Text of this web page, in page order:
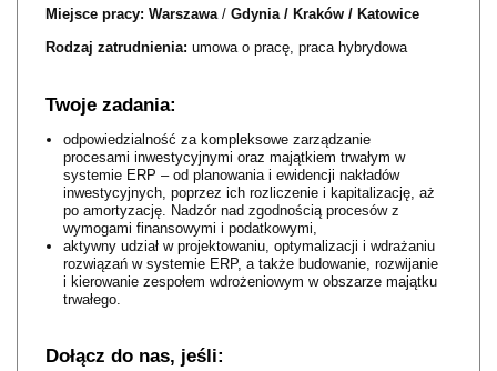
Miejsce pracy: Warszawa / Gdynia / Kraków / Katowice
Rodzaj zatrudnienia: umowa o pracę​, praca hybrydowa
Twoje zadania:
odpowiedzialność za kompleksowe zarządzanie
procesami inwestycyjnymi oraz majątkiem trwałym w
systemie ERP – od planowania i ewidencji nakładów
inwestycyjnych, poprzez ich rozliczenie i kapitalizację, aż
po amortyzację. Nadzór nad zgodnością procesów z
wymogami finansowymi i podatkowymi,
aktywny udział w projektowaniu, optymalizacji i wdrażaniu
rozwiązań w systemie ERP, a także budowanie, rozwijanie
i kierowanie zespołem wdrożeniowym w obszarze majątku
trwałego.​
Dołącz do nas, jeśli: